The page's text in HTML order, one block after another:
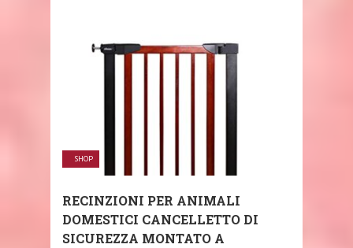
SHOP
RECINZIONI PER ANIMALI
DOMESTICI CANCELLETTO DI
SICUREZZA MONTATO A